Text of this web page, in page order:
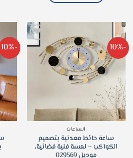
-10%
الساعات
ساعة حائط معدنية بتصميم
الكواكب – لمسة فنية فضائية،
موديل 029569
-10%